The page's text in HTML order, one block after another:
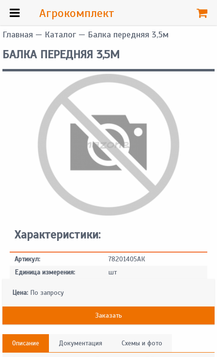
Главная — Каталог — Балка передняя 3,5м
БАЛКА ПЕРЕДНЯЯ 3,5М
Характеристики:
Артикул:
78201405АК
Единица измерения:
шт
Цена: По запросу
Заказать
Описание Документация Схемы и фото
Агрокомплект